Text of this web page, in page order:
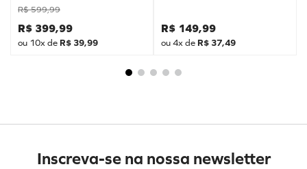
R$ 599,99
R$ 399,99
ou 10x de R$ 39,99
R$ 149,99
ou4x de R$ 37,49
Inscreva-se na nossa newsletter